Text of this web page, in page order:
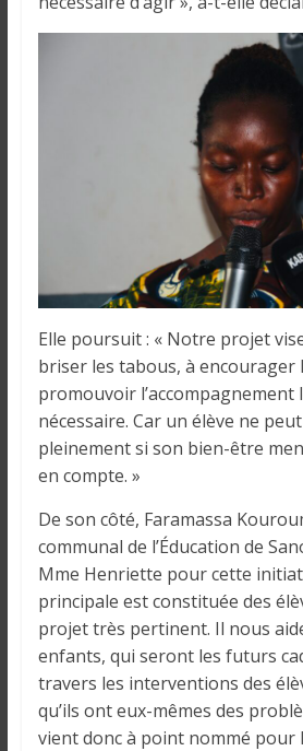
Elle poursuit : « Notre projet
briser les tabous, à encourager
promouvoir l’accompagnement
nécessaire. Car un élève ne
pleinement si son bien-être
en compte. »
De son côté, Faramassa
communal de l’Éducation de
Mme Henriette pour cette
principale est constituée des
projet très pertinent. Il nous
enfants, qui seront les futurs
travers les interventions des
qu’ils ont eux-mêmes des
vient donc à point nommé